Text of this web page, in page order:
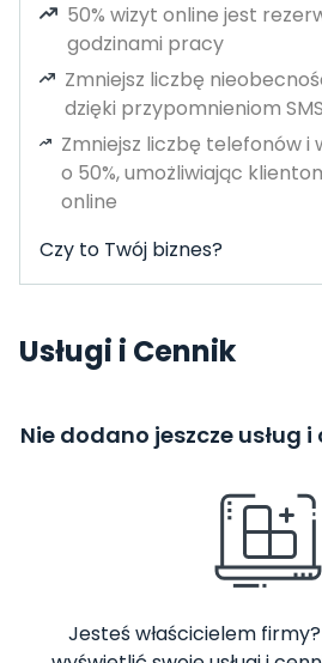
50% wizyt online jest
godzinami pracy
Zmniejsz liczbę
dzięki przypomnieniom SMS
Zmniejsz liczbę telefonów i
o 50%, umożliwiając
online
Czy to Twój biznes?
Usługi i Cennik
Nie dodano jeszcze usług
Jesteś właścicielem